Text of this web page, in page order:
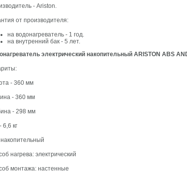
- Ariston.
от производителя:
на водонагреватель - 1 год.
на внутренний бак - 5 лет.
электрический накопительный ARISTON ABS
- 360 мм
- 360 мм
- 298 мм
6,6 кг
нагрева: электрический
монтажа: настенные